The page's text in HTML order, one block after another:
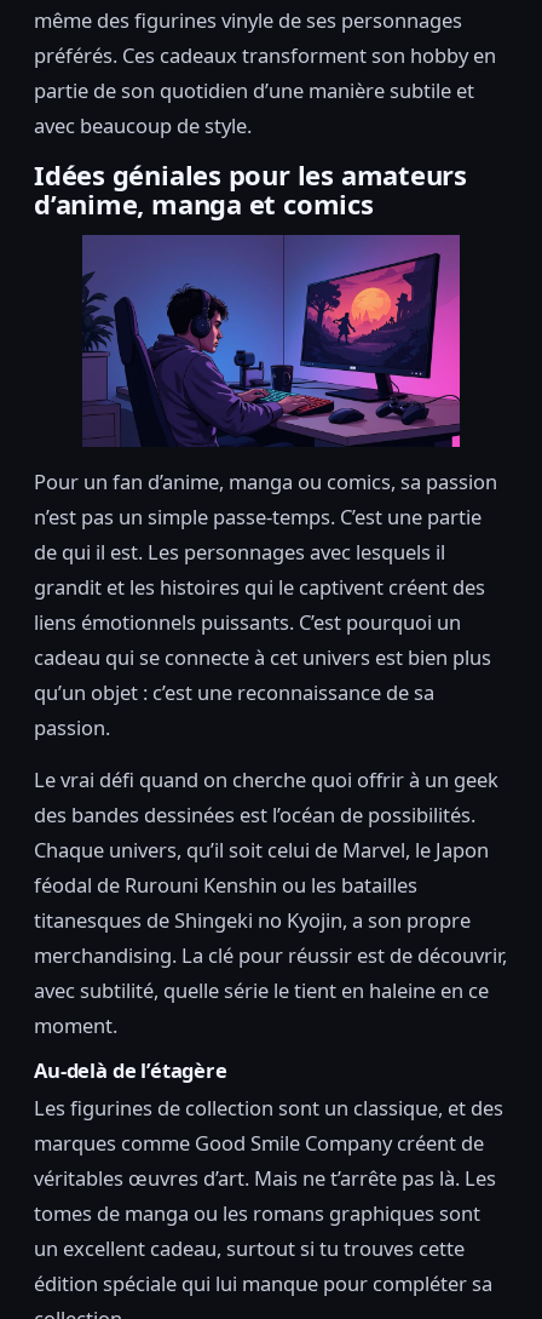
même des figurines vinyle de ses personnages
préférés. Ces cadeaux transforment son hobby en
partie de son quotidien d’une manière subtile et
avec beaucoup de style.
Idées géniales pour les amateurs
d’anime, manga et comics
Pour un fan d’anime, manga ou comics, sa passion
n’est pas un simple passe-temps. C’est une partie
de qui il est. Les personnages avec lesquels il
grandit et les histoires qui le captivent créent des
liens émotionnels puissants. C’est pourquoi un
cadeau qui se connecte à cet univers est bien plus
qu’un objet : c’est une reconnaissance de sa
passion.
Le vrai défi quand on cherche quoi offrir à un geek
des bandes dessinées est l’océan de possibilités.
Chaque univers, qu’il soit celui de Marvel, le Japon
féodal de Rurouni Kenshin ou les batailles
titanesques de Shingeki no Kyojin, a son propre
merchandising. La clé pour réussir est de découvrir,
avec subtilité, quelle série le tient en haleine en ce
moment.
Au-delà de l’étagère
Les figurines de collection sont un classique, et des
marques comme Good Smile Company créent de
véritables œuvres d’art. Mais ne t’arrête pas là. Les
tomes de manga ou les romans graphiques sont
un excellent cadeau, surtout si tu trouves cette
édition spéciale qui lui manque pour compléter sa